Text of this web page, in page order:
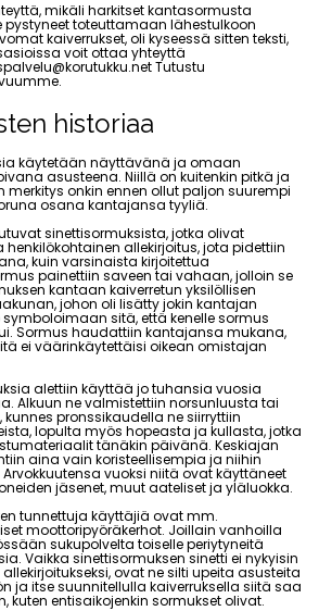
mikäli harkitset kantasormusta
pystyneet toteuttamaan lähestulkoon
kaiverrukset, oli kyseessä sitten teksti,
voit ottaa yhteyttä
Tutustu
historiaa
käytetään näyttävänä ja omaan
asusteena. Niillä on kuitenkin pitkä ja
merkitys onkin ennen ollut paljon suurempi
osana kantajansa tyyliä.
sinettisormuksista, jotka olivat
allekirjoitus, jota pidettiin
kuin varsinaista kirjoitettua
painettiin saveen tai vahaan, jolloin se
kantaan kaiverretun yksilöllisen
johon oli lisätty jokin kantajan
sitä, että kenelle sormus
Sormus haudattiin kantajansa mukana,
ei väärinkäytettäisi oikean omistajan
alettiin käyttää jo tuhansia vuosia
Alkuun ne valmistettiin norsunluusta tai
pronssikaudella ne siirryttiin
lopulta myös hopeasta ja kullasta, jotka
tänäkin päivänä. Keskiajan
aina vain koristeellisempia ja niihin
vuoksi niitä ovat käyttäneet
jäsenet, muut aateliset ja yläluokka.
tunnettuja käyttäjiä ovat mm.
moottoripyöräkerhot. Joillain vanhoilla
sukupolvelta toiselle periytyneitä
Vaikka sinettisormuksen sinetti ei nykyisin
ovat ne silti upeita asusteita
ja itse suunnitellulla kaiverruksella siitä saa
kuten entisaikojenkin sormukset olivat.